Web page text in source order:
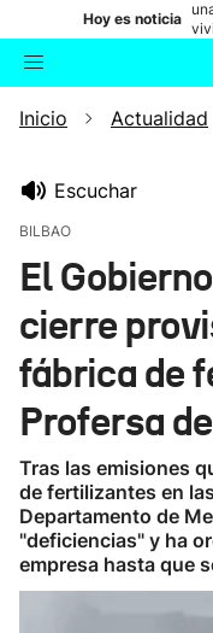
Hoy es noticia
Buscador
Inicio Actualidad
Escuchar
BILBAO
El
cierre
fábrica de
Profersa
Tras las emisiones
de fertilizantes en
Departamento de
"deficiencias" y ha
empresa hasta que